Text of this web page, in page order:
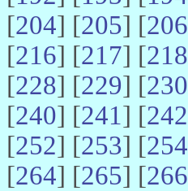
[204] [205] [206
[216] [217] [218
[228] [229] [230
[240] [241] [242
[252] [253] [254
[264] [265] [266